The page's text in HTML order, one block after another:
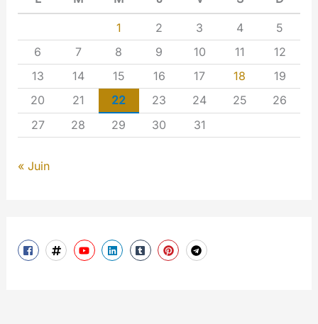
1 2 3 4
5
6
7 8 9 10 11
12
13
14 15 16 17 18
19
20
21 22 23 24 25
26
27
28 29 30 31
« Juin